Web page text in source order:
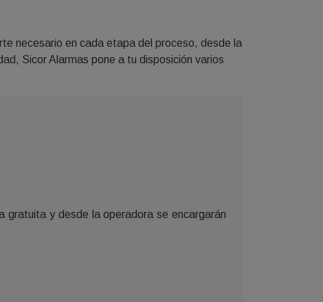
necesario en cada etapa del proceso, desde la
Sicor Alarmas pone a tu disposición varios
gratuita y desde la operadora se encargarán